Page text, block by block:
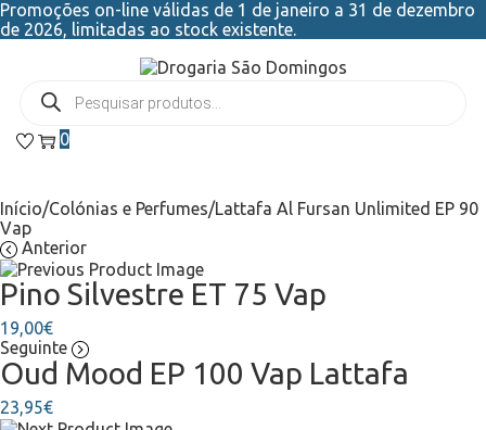
Promoções on-line válidas de 1 de janeiro a 31 de dezembro
de 2026, limitadas ao stock existente.
0
Início/Colónias e Perfumes/Lattafa Al Fursan Unlimited EP 90
Vap
Anterior
Pino Silvestre ET 75 Vap
19,00€
Seguinte
Oud Mood EP 100 Vap Lattafa
23,95€